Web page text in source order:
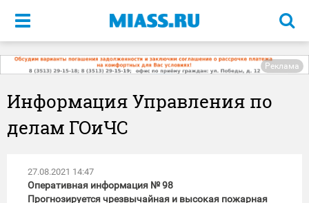
Меню
Реклама
Информация Управления по
делам ГОиЧС
27.08.2021 14:47
Оперативная информация № 98
Прогнозируется чрезвычайная и высокая пожарная